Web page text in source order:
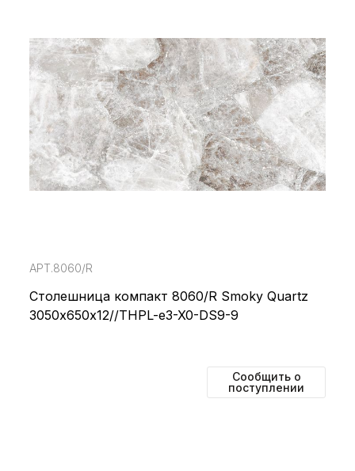
АРТ.8060/R
Столешница компакт 8060/R Smoky Quartz
3050х650х12//THPL-e3-X0-DS9-9
Сообщить о
поступлении